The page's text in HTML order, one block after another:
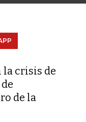
la crisis de
de la